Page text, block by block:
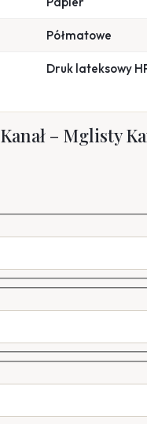
Półmatowe
Druk lateksowy
– Mglisty